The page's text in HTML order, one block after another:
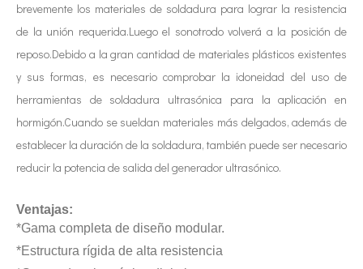
brevemente los materiales de soldadura para lograr la resistencia
de la unión requerida.Luego el sonotrodo volverá a la posición de
reposo.Debido a la gran cantidad de materiales plásticos existentes
y sus formas, es necesario comprobar la idoneidad del uso de
herramientas de soldadura ultrasónica para la aplicación en
hormigón.Cuando se sueldan materiales más delgados, además de
establecer la duración de la soldadura, también puede ser necesario
reducir la potencia de salida del generador ultrasónico.
Ventajas:
*Gama completa de diseño modular.
*Estructura rígida de alta resistencia